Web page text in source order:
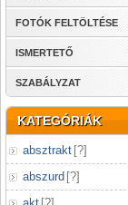
FOTÓK FELTÖLTÉSE
ISMERTETŐ
SZABÁLYZAT
KATEGÓRIÁK
absztrakt [?]
abszurd [?]